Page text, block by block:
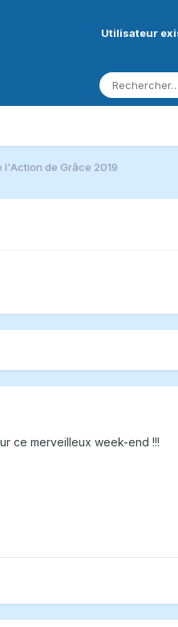
Utilisateur
l'Action de Grâce 2019
ce merveilleux week-end !!!